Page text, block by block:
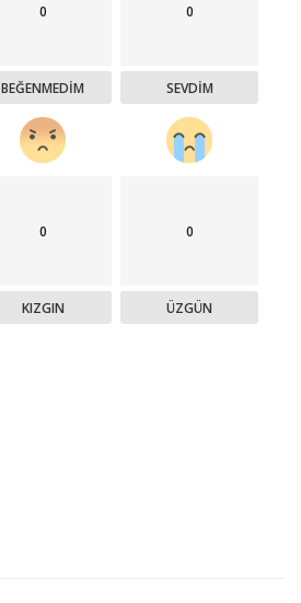
0
BEĞENMEDIM
0
SEVDIM
0
KIZGIN
0
ÜZGÜN